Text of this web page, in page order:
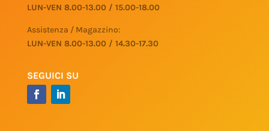
LUN-VEN 8.00-13.00 / 15.00-18.00
Assistenza / Magazzino:
LUN-VEN 8.00-13.00 / 14.30-17.30
SEGUICI SU